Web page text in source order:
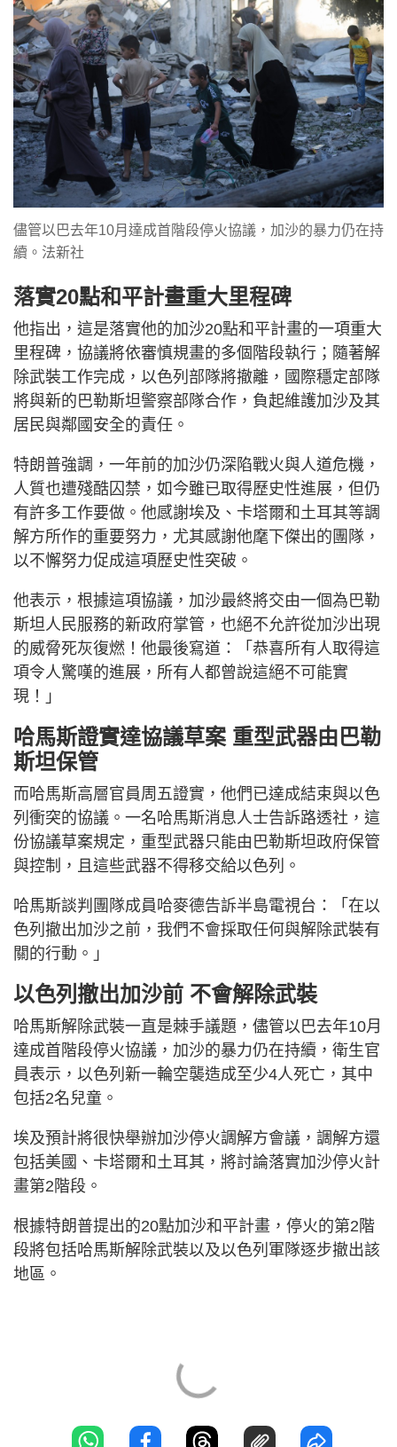
儘管以巴去年10月達成首階段停火協議，加沙的暴力仍在持
續。法新社
落實20點和平計畫重大里程碑
他指出，這是落實他的加沙20點和平計畫的一項重大
里程碑，協議將依審慎規畫的多個階段執行；隨著解
除武裝工作完成，以色列部隊將撤離，國際穩定部隊
將與新的巴勒斯坦警察部隊合作，負起維護加沙及其
居民與鄰國安全的責任。
特朗普強調，一年前的加沙仍深陷戰火與人道危機，
人質也遭殘酷囚禁，如今雖已取得歷史性進展，但仍
有許多工作要做。他感謝埃及、卡塔爾和土耳其等調
解方所作的重要努力，尤其感謝他麾下傑出的團隊，
以不懈努力促成這項歷史性突破。
他表示，根據這項協議，加沙最終將交由一個為巴勒
斯坦人民服務的新政府掌管，也絕不允許從加沙出現
的威脅死灰復燃！他最後寫道：「恭喜所有人取得這
項令人驚嘆的進展，所有人都曾說這絕不可能實
現！」
哈馬斯證實達協議草案 重型武器由巴勒
斯坦保管
而哈馬斯高層官員周五證實，他們已達成結束與以色
列衝突的協議。一名哈馬斯消息人士告訴路透社，這
份協議草案規定，重型武器只能由巴勒斯坦政府保管
與控制，且這些武器不得移交給以色列。
哈馬斯談判團隊成員哈麥德告訴半島電視台：「在以
色列撤出加沙之前，我們不會採取任何與解除武裝有
關的行動。」
以色列撤出加沙前 不會解除武裝
哈馬斯解除武裝一直是棘手議題，儘管以巴去年10月
達成首階段停火協議，加沙的暴力仍在持續，衛生官
員表示，以色列新一輪空襲造成至少4人死亡，其中
包括2名兒童。
埃及預計將很快舉辦加沙停火調解方會議，調解方還
包括美國、卡塔爾和土耳其，將討論落實加沙停火計
畫第2階段。
根據特朗普提出的20點加沙和平計畫，停火的第2階
段將包括哈馬斯解除武裝以及以色列軍隊逐步撤出該
地區。